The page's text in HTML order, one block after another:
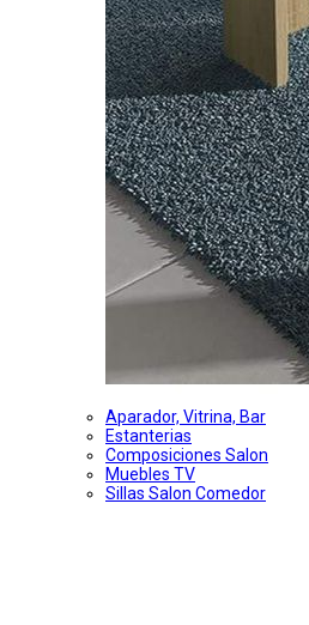
Aparador, Vitrina, Bar
Estanterias
Composiciones Salon
Muebles TV
Sillas Salon Comedor